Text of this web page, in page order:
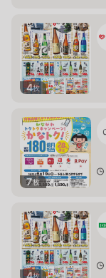
4枚
7枚
4枚